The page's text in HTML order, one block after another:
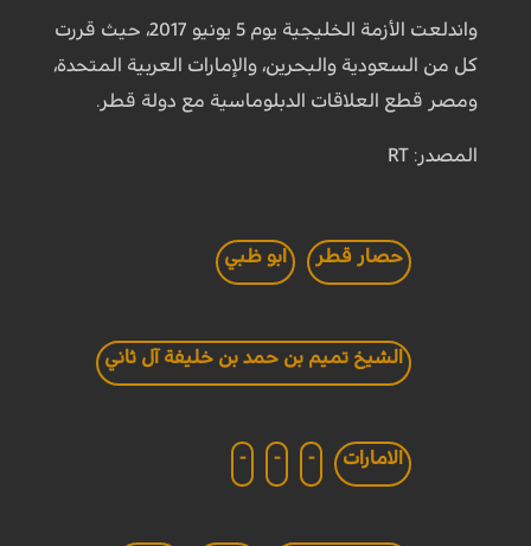
واندلعت الأزمة الخليجية يوم 5 يونيو 2017، حيث قررت
كل من السعودية والبحرين، والإمارات العربية المتحدة،
ومصر قطع العلاقات الدبلوماسية مع دولة قطر.
المصدر: RT
حصار قطر ابو ظبي
الشيخ تميم بن حمد بن خليفة آل ثاني
الامارات -
-
-